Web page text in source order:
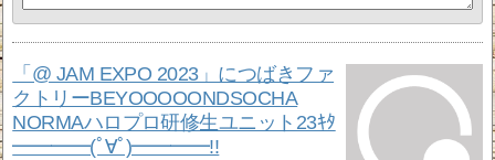
「@ JAM EXPO 2023」につばきファ
クトリーBEYOOOOONDSOCHA
NORMAハロプロ研修生ユニット23ｷﾀ
━━━━(ﾟ∀ﾟ)━━━━!!